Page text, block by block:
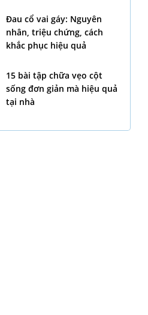
Đau cổ vai gáy: Nguyên
nhân, triệu chứng, cách
khắc phục hiệu quả
15 bài tập chữa vẹo cột
sống đơn giản mà hiệu quả
tại nhà